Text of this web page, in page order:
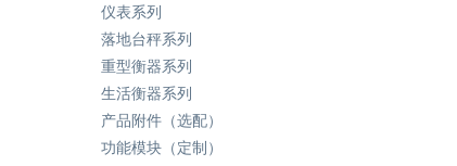
仪表系列
落地台秤系列
重型衡器系列
生活衡器系列
产品附件（选配）
功能模块（定制）